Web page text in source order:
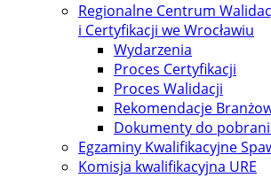
Regionalne Centrum
i Certyfikacji we Wrocławiu
Wydarzenia
Proces Certyfikacji
Proces Walidacji
Rekomendacje
Dokumenty do
Egzaminy Kwalifikacyjne
Komisja kwalifikacyjna URE